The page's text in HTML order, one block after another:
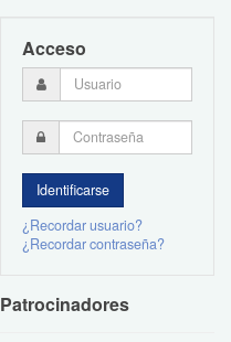
Acceso
¿Recordar usuario?
¿Recordar contraseña?
Patrocinadores